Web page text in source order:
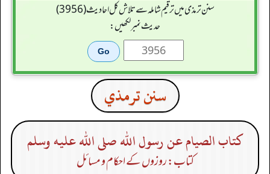
سنن ترمذی میں ترقیم شاملہ سے تلاش کل احادیث (3956)
حدیث نمبر لکھیں:
سنن ترمذي
كتاب الصيام عن رسول الله صلى الله عليه وسلم
کتاب: روزوں کے احکام و مسائل